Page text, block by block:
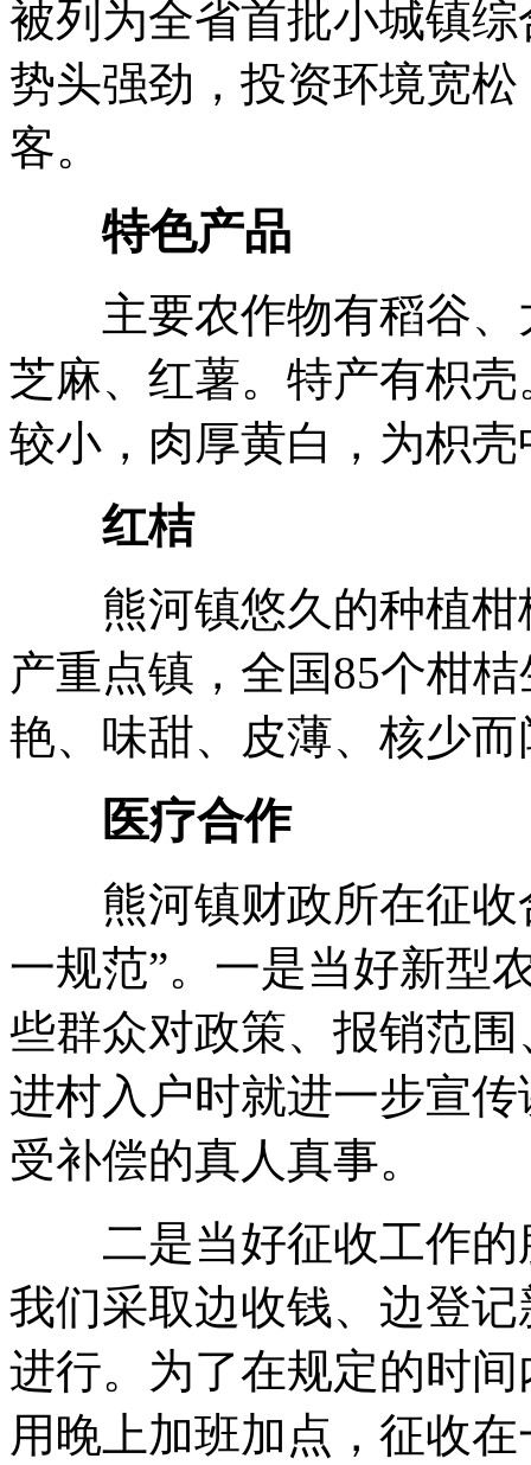
被列为全省首批小城镇
势头强劲，投资环境宽
客。
特色产品
主要农作物有稻谷、
芝麻、红薯。特产有枳
较小，肉厚黄白，为枳
红桔
熊河镇悠久的种植柑
产重点镇，全国85个柑
艳、味甜、皮薄、核少
医疗合作
熊河镇财政所在征收
一规范”。一是当好新型
些群众对政策、报销范
进村入户时就进一步宣
受补偿的真人真事。
二是当好征收工作的
我们采取边收钱、边登
进行。为了在规定的时
用晚上加班加点，征收